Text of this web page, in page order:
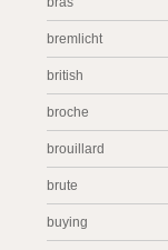
bremlicht
british
broche
brouillard
brute
buying